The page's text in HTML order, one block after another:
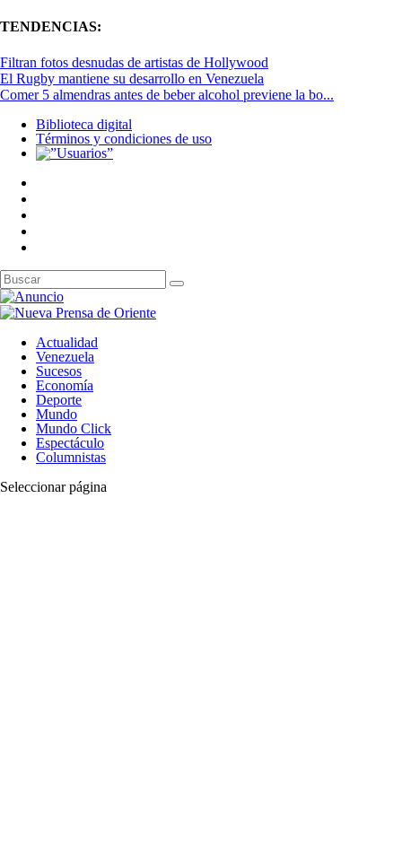
TENDENCIAS:
Filtran fotos desnudas de artistas de Hollywood
El Rugby mantiene su desarrollo en Venezuela
Comer 5 almendras antes de beber alcohol previene la bo...
Biblioteca digital
Términos y condiciones de uso
Actualidad
Venezuela
Sucesos
Economía
Deporte
Mundo
Mundo Click
Espectáculo
Columnistas
Seleccionar página